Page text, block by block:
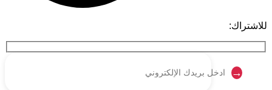
للاشتراك: